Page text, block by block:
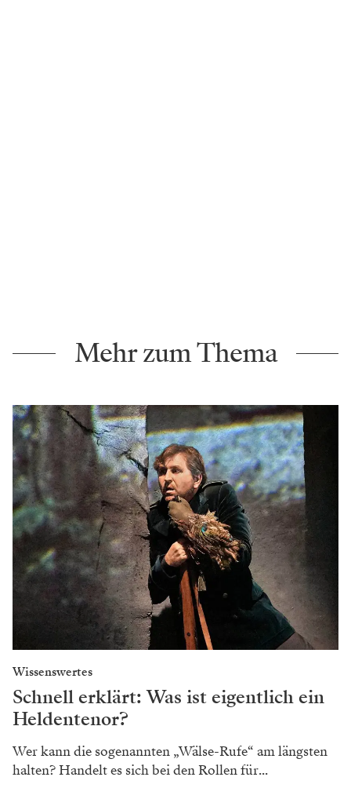
Mehr zum Thema
Wissenswertes
Schnell erklärt: Was ist eigentlich ein
Heldentenor?
Wer kann die sogenannten „Wälse-Rufe“ am längsten
halten? Handelt es sich bei den Rollen für...